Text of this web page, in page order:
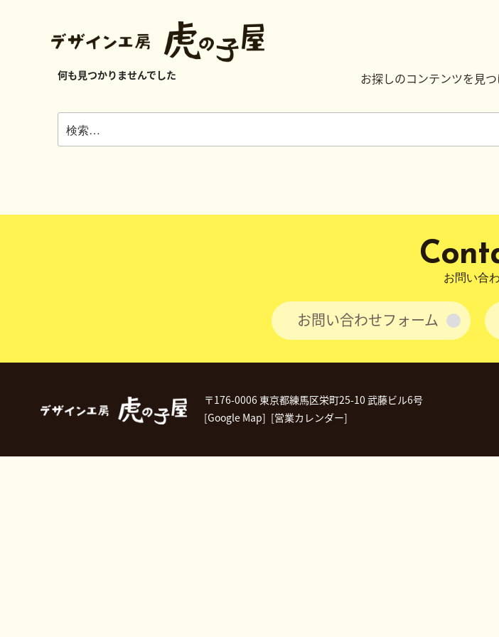
何も見つかりませんでした お探しのコンテンツを見
検
お問い合
お問い合わせフォーム
〒176-0006 東京都練馬区栄町25-10 武藤ビル6号
[Google Map] [営業カレンダー]